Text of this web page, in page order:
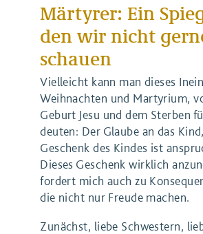
Märtyrer: Ein
den wir nicht
schauen
Vielleicht kann man dieses
Weihnachten und Martyrium,
Geburt Jesu und dem Sterben
deuten: Der Glaube an das
Geschenk des Kindes ist
Dieses Geschenk wirklich
fordert mich auch zu
die nicht nur Freude machen.
Zunächst, liebe Schwestern,